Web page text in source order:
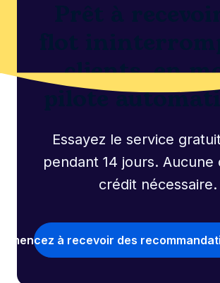
clients, en
pilote
Essayez le service
pendant 14 jours. Aucune
crédit nécessaire.
à recevoir des